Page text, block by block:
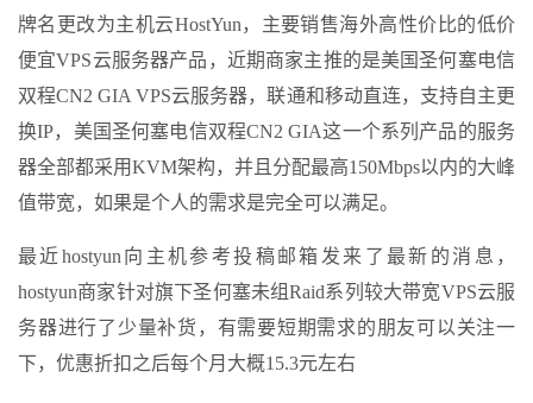
牌名更改为主机云HostYun，主要销售海外高性价比的低价
便宜VPS云服务器产品，近期商家主推的是美国圣何塞电信
双程CN2 GIA VPS云服务器，联通和移动直连，支持自主更
换IP，美国圣何塞电信双程CN2 GIA这一个系列产品的服务
器全部都采用KVM架构，并且分配最高150Mbps以内的大峰
值带宽，如果是个人的需求是完全可以满足。
最近hostyun向主机参考投稿邮箱发来了最新的消息，
hostyun商家针对旗下圣何塞未组Raid系列较大带宽VPS云服
务器进行了少量补货，有需要短期需求的朋友可以关注一
下，优惠折扣之后每个月大概15.3元左右